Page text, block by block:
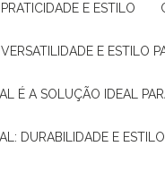
E ESTILO
E ESTILO
É A SOLUÇÃO IDEAL
DURABILIDADE E ESTILO